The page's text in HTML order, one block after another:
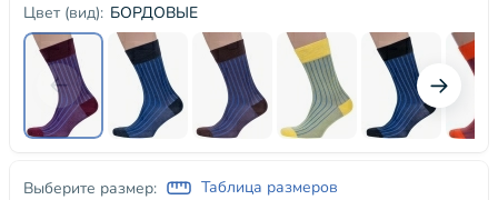
Цвет (вид): БОРДОВЫЕ
Выберите размер: Таблица размеров